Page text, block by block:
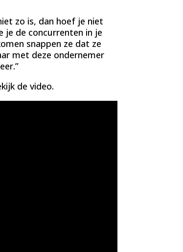
zo is, dan hoef je niet
je de concurrenten in je
snappen ze dat ze
met deze ondernemer
de video.